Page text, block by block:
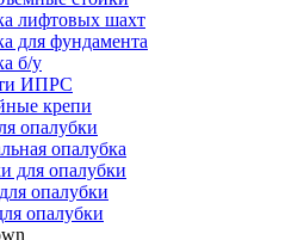
лифтовых шахт
для фундамента
б/у
ИПРС
крепи
опалубки
опалубка
для опалубки
опалубки
опалубки